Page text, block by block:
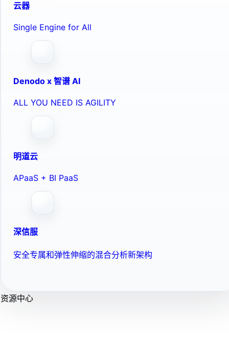
云器
Single Engine for All
Denodo x 智谱 AI
ALL YOU NEED IS AGILITY
明道云
APaaS + BI PaaS
深信服
安全专属和弹性伸缩的混合分析新架构
资源中心